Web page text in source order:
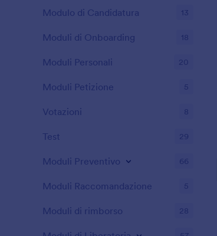
Modulo di Candidatura 13
Moduli di Onboarding 18
Moduli Personali 20
Moduli Petizione 5
Votazioni 8
Test 29
Moduli Preventivo 66
Moduli Raccomandazione 5
Moduli di rimborso 28